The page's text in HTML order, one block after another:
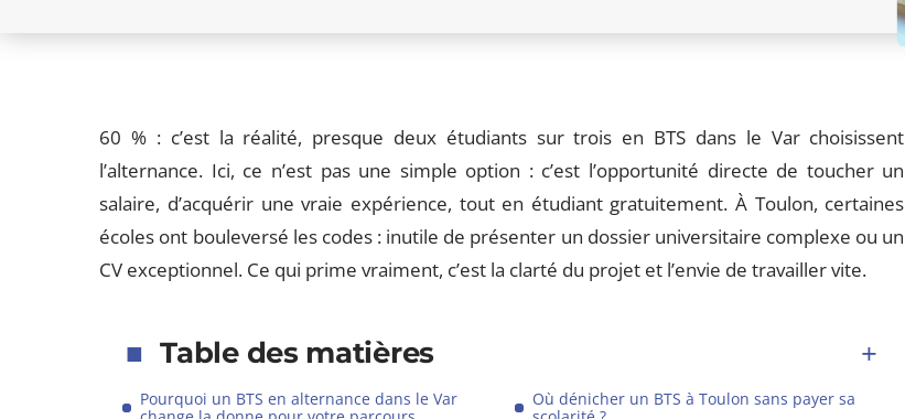
60 % : c’est la réalité, presque deux étudiants sur trois en BTS dans le Var choisissent
l’alternance. Ici, ce n’est pas une simple option : c’est l’opportunité directe de toucher un
salaire, d’acquérir une vraie expérience, tout en étudiant gratuitement. À Toulon, certaines
écoles ont bouleversé les codes : inutile de présenter un dossier universitaire complexe ou un
CV exceptionnel. Ce qui prime vraiment, c’est la clarté du projet et l’envie de travailler vite.
Table des matières
Pourquoi un BTS en alternance dans le Var
Où dénicher un BTS à Toulon sans payer sa